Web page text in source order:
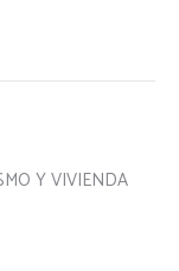
Y VIVIENDA